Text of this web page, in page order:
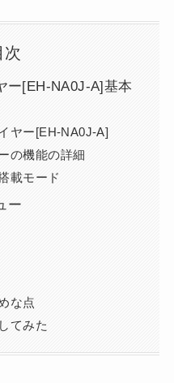
次
ー[EH-NA0J-A]基本
ヤー[EH-NA0J-A]
の機能の詳細
載モード
ー
な点
てみた